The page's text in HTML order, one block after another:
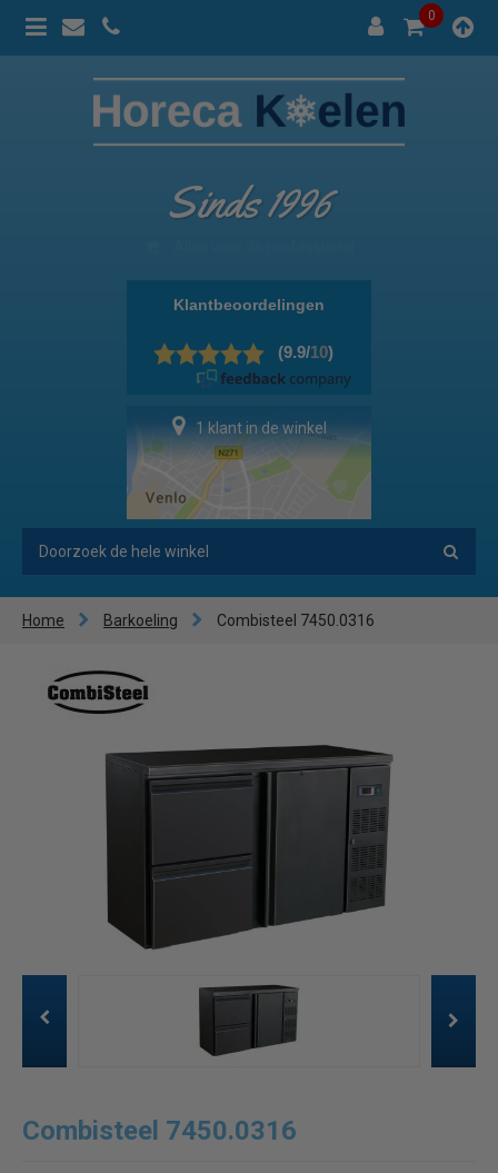
0
Sinds 1996
1 klant in de winkel
Home Barkoeling Combisteel 7450.0316
Combisteel 7450.0316